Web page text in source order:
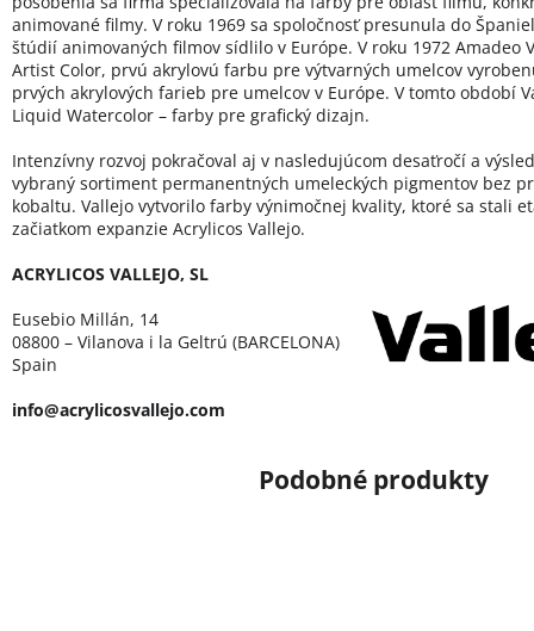
animované filmy. V roku 1969 sa spoločnosť presunula do
štúdií animovaných filmov sídlilo v Európe. V roku 1972 Amadeo
Artist Color, prvú akrylovú farbu pre výtvarných umelcov
prvých akrylových farieb pre umelcov v Európe. V tomto období
Liquid Watercolor – farby pre grafický dizajn.
Intenzívny rozvoj pokračoval aj v nasledujúcom desaťročí a
vybraný sortiment permanentných umeleckých pigmentov bez
kobaltu. Vallejo vytvorilo farby výnimočnej kvality, ktoré sa stali
začiatkom expanzie Acrylicos Vallejo.
ACRYLICOS VALLEJO, SL
Eusebio Millán, 14
08800 – Vilanova i la Geltrú (BARCELONA)
Spain
info@acrylicosvallejo.com